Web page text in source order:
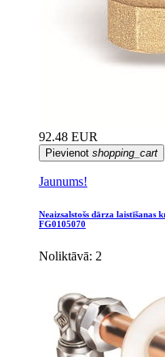
92.48 EUR
Pievienot shopping_cart
Jaunums!
Neaizsalstošs dārza laistīšanas
FG0105070
Noliktāvā: 2